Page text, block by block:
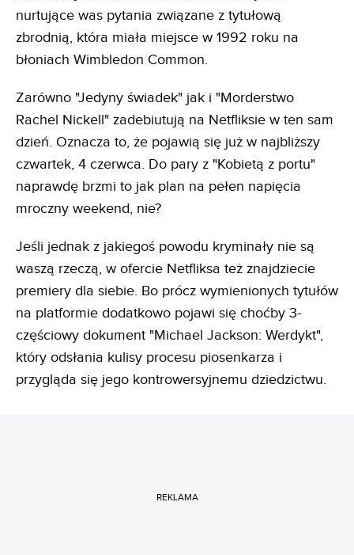
nurtujące was pytania związane z tytułową
zbrodnią, która miała miejsce w 1992 roku na
błoniach Wimbledon Common.
Zarówno "Jedyny świadek" jak i "Morderstwo
Rachel Nickell" zadebiutują na Netfliksie w ten sam
dzień. Oznacza to, że pojawią się już w najbliższy
czwartek, 4 czerwca. Do pary z "Kobietą z portu"
naprawdę brzmi to jak plan na pełen napięcia
mroczny weekend, nie?
Jeśli jednak z jakiegoś powodu kryminały nie są
waszą rzeczą, w ofercie Netfliksa też znajdziecie
premiery dla siebie. Bo prócz wymienionych tytułów
na platformie dodatkowo pojawi się choćby 3-
częściowy dokument "Michael Jackson: Werdykt",
który odsłania kulisy procesu piosenkarza i
przygląda się jego kontrowersyjnemu dziedzictwu.
REKLAMA